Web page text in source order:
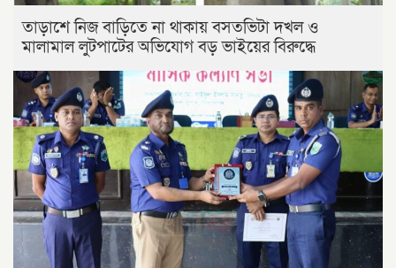
তাড়াশে নিজ বাড়িতে না থাকায় বসতভিটা দখল ও
মালামাল লুটপাটের অভিযোগ বড় ভাইয়ের বিরুদ্ধে